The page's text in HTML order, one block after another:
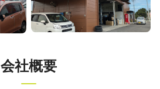
会社概要